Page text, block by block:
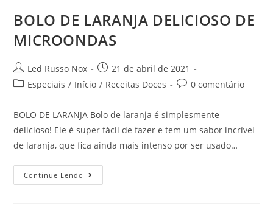
BOLO DE LARANJA DELICIOSO DE
MICROONDAS
Led Russo Nox
21 de abril de 2021
Especiais / Início / Receitas Doces 0 comentário
BOLO DE LARANJA Bolo de laranja é simplesmente
delicioso! Ele é super fácil de fazer e tem um sabor incrível
de laranja, que fica ainda mais intenso por ser usado…
Continue Lendo